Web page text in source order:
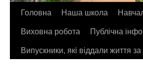
Перейти
до
контенту
Головна Наша школа
Виховна робота
Публічна
Випускники, які віддали життя за